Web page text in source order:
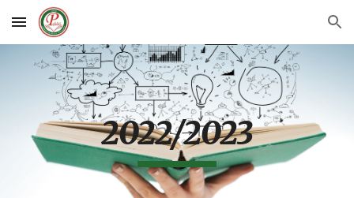
Skip to main content Skip to navigation
2022/2023